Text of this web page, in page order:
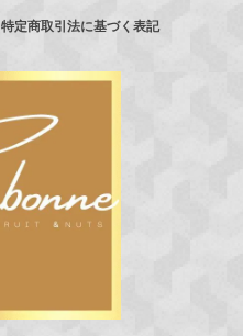
特定商取引法に基づく表記